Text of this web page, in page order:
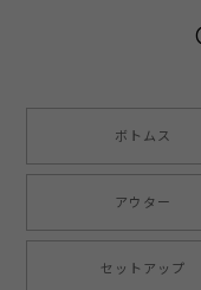
ボトムス
アウター
セットアップ